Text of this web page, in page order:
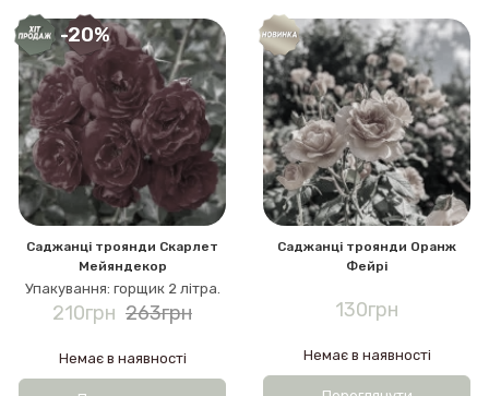
-20%
Саджанці троянди Скарлет
Мейяндекор
Упакування: горщик 2 літра.
210грн 263грн
Немає в наявності
Саджанці троянди Оранж
Фейрі
130грн
Немає в наявності